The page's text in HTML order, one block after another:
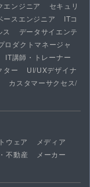
エンジニア
セキュリ
ースエンジニア
ITコ
ス
データサイエンテ
ロダクトマネージャ
IT講師・トレーナー
ター
UI/UXデザイナ
カスタマーサクセス/
ウェア
メディア
不動産
メーカー